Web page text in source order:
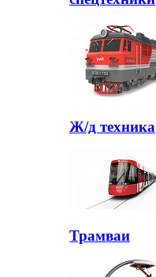
Ж/д техника
Трамваи